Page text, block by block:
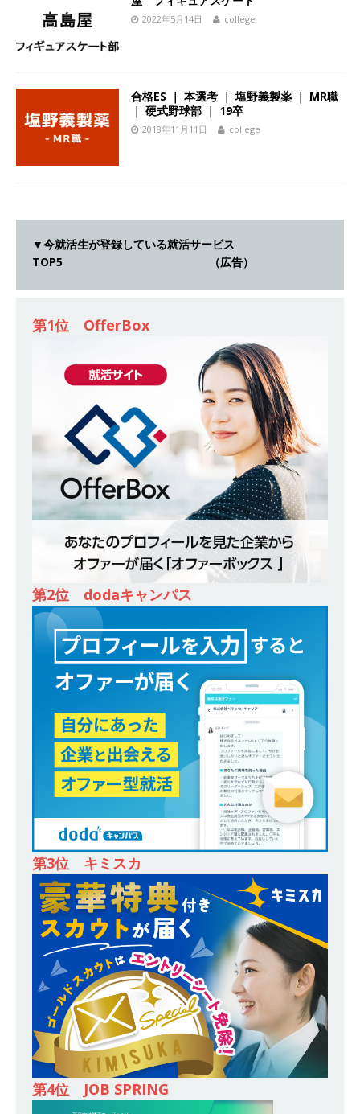
戸数近畿圏第3位 ｜ 初任給30万+手当、1年目で
年収1,000万も目指せる ｜ 年間休日120～125日
収1,000万円目指せる ｜ 賞与年4回・年間休日
【 28卒｜営業職向けオープ
ンカンパニー 】世界トップシェアの半導体技術
を持つグローバルメーカー ｜ 年間休日129日・
土日祝完全休み ｜ 売上高1,138億円 ｜ プライム
上場 ｜ 新電元工業
体育会積極採用企業
[ 2026年5月14日 ]
【 28卒 ｜ 適性検査合否免
除・面接確約!! ｜ 1dayインターンあり 】 東京勤
住宅販売をリードする企業 ｜ 土地仕入れから物
件販売までを担う ｜ 平均年収809万 ｜ 年間休日
明豊エンタープライズ
体育会積極採用企業
[ 2026年5月14日 ] 【 28卒 ｜ 適性検査合否免
除・面接確約!! ｜ 1dayインターンあり 】東京勤
務・転勤なし ｜ 投資用住宅販売をリードする企
業が手がける賃貸アパート・マンションの管理を
行う ｜ 年間休日125日以上 ｜ 不動産業ではレア
な私服出社OK ｜ 土日祝完全休み ｜ スタンダー
ド上場 明豊エンタープライズグループ ｜ 明豊プ
ロパティーズ
[ 2026年5月14日 ]
【 28卒 ｜ オープンカンパニ
ー｜東京勤務・転勤なし ｜ 文理不問 】 7期連続
200％増収!! ｜ 様々な業界の知識・スキルを身に
付けることが可能 ｜ データ分析のエキスパート
としてクライアントの課題を解決 ｜ 土日祝完全
休み ｜ データアナリティクスラボ
体育会積
極採用企業
[ 2026年5月14日 ] 【 28卒 ｜ 東京勤務・転勤な
し 】 食品・生鮮業界に特化した人材紹介サービ
2022年5月14日 college
合格ES ｜ 本選考 ｜ 塩野義製薬 ｜ MR職
｜ 硬式野球部 ｜ 19卒
2018年11月11日 college
▼今就活生が登録している就活サービス
TOP5 （広告）
第1位 OfferBox
第2位 dodaキャンパス
第3位 キミスカ
第4位 JOB SPRING